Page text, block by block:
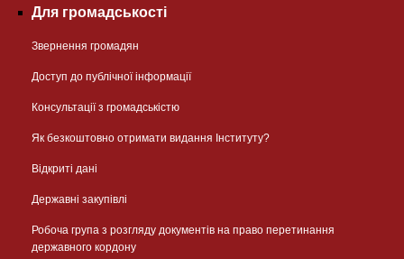
Для громадськості
Звернення громадян
Доступ до публічної інформації
Консультації з громадськістю
Як безкоштовно отримати видання Інституту?
Відкриті дані
Державні закупівлі
Робоча група з розгляду документів на право перетинання
державного кордону